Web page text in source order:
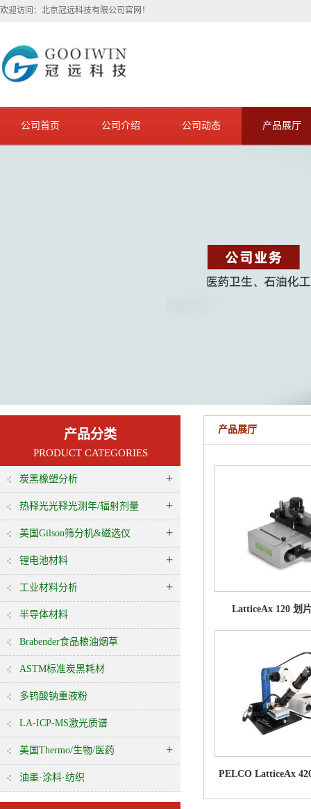
欢迎访问：北京冠远科技有限公司官网！
公司首页 公司介绍 公司动态 产品展厅
产品分类
PRODUCT CATEGORIES
炭黑橡塑分析 +
热释光光释光测年/辐射剂量 +
美国Gilson筛分机&磁选仪 +
锂电池材料 +
工业材料分析 +
半导体材料
Brabender食品粮油烟草
ASTM标准炭黑耗材
多钨酸钠重液粉
LA-ICP-MS激光质谱
美国Thermo/生物/医药 +
油墨·涂料·纺织
产品展厅
LatticeAx 120 划
PELCO LatticeAx